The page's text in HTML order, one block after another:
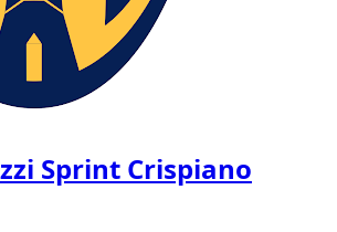
Sprint Crispiano